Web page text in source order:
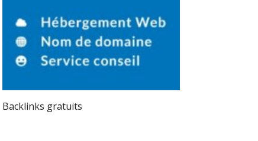
Backlinks gratuits